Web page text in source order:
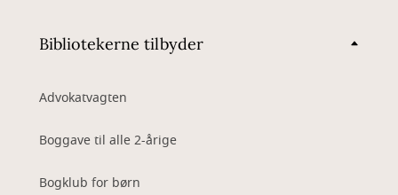
Bibliotekerne tilbyder
Advokatvagten
Boggave til alle 2-årige
Bogklub for børn